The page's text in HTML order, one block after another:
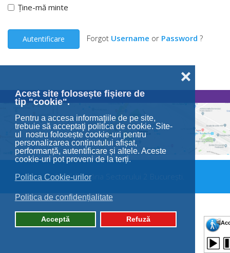
Acest site folosește fișiere de
tip "cookie".
Pentru a accesa informaţiile de pe site,
trebuie să acceptaţi politica de cookie. Site-
ul nostru folosește cookie-uri pentru
personalizarea conținutului afișat,
performanță, autentificare și altele. Aceste
cookie-uri pot proveni de la terți.
Politica Cookie-urilor
Politica de confidențialitate
Acceptă Refuză
❌
Ține-mă minte
Autentificare Forgot Username or Password ?
© 2026 Primăria Sectorului 2 București.